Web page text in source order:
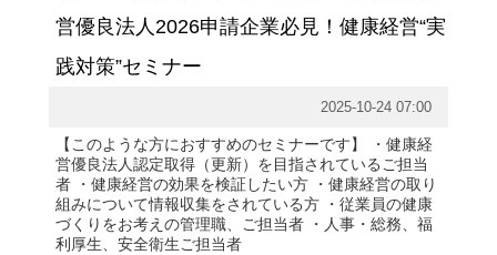
営優良法人2026申請企業必見！健康経営“実
践対策”セミナー
2025-10-24 07:00
【このような方におすすめのセミナーです】 ・健康経
営優良法人認定取得（更新）を目指されているご担当
者 ・健康経営の効果を検証したい方 ・健康経営の取り
組みについて情報収集をされている方 ・従業員の健康
づくりをお考えの管理職、ご担当者 ・人事・総務、福
利厚生、安全衛生ご担当者